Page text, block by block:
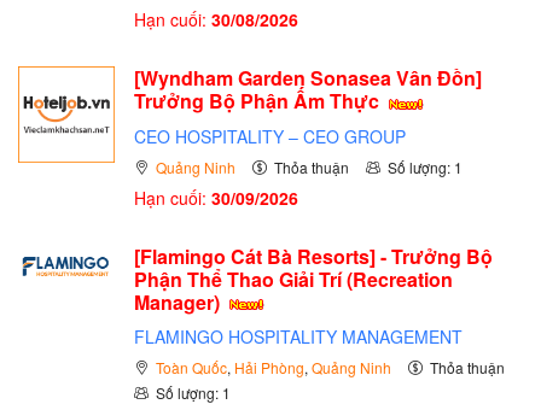
Hạn cuối: 30/08/2026
[Wyndham Garden Sonasea Vân Đồn]
Trưởng Bộ Phận Ấm Thực
CEO HOSPITALITY – CEO GROUP
Quảng Ninh Thỏa thuận Số lượng: 1
Hạn cuối: 30/09/2026
[Flamingo Cát Bà Resorts] - Trưởng Bộ
Phận Thể Thao Giải Trí (Recreation
Manager)
FLAMINGO HOSPITALITY MANAGEMENT
Toàn Quốc, Hải Phòng, Quảng Ninh
Thỏa thuận
Số lượng: 1